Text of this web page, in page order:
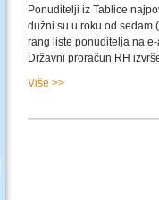
Ponuditelji iz Tablice
dužni su u roku od sedam
rang liste ponuditelja na
Državni proračun RH
Više >>